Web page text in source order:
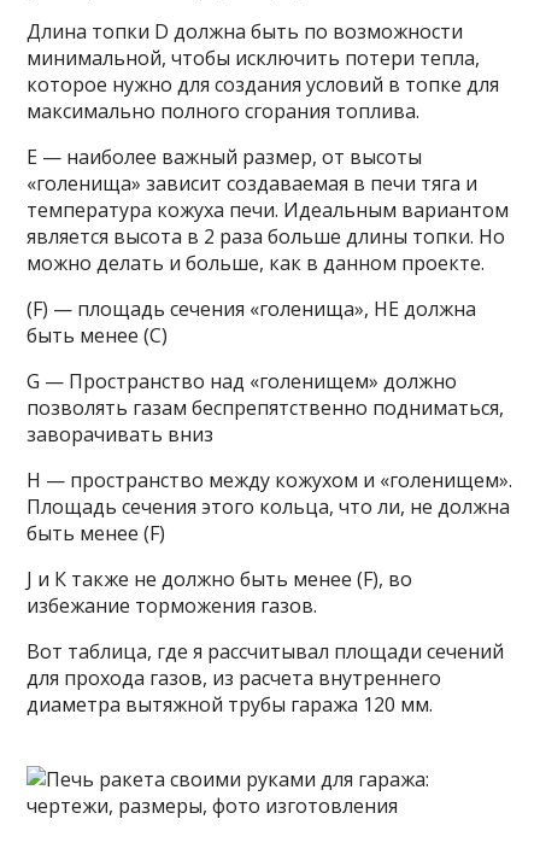
Длина топки D должна быть по возможности
минимальной, чтобы исключить потери тепла,
которое нужно для создания условий в топке для
максимально полного сгорания топлива.
Е — наиболее важный размер, от высоты
«голенища» зависит создаваемая в печи тяга и
температура кожуха печи. Идеальным вариантом
является высота в 2 раза больше длины топки. Но
можно делать и больше, как в данном проекте.
(F) — площадь сечения «голенища», НЕ должна
быть менее (С)
G — Пространство над «голенищем» должно
позволять газам беспрепятственно подниматься,
заворачивать вниз
Н — пространство между кожухом и «голенищем».
Площадь сечения этого кольца, что ли, не должна
быть менее (F)
J и К также не должно быть менее (F), во
избежание торможения газов.
Вот таблица, где я рассчитывал площади сечений
для прохода газов, из расчета внутреннего
диаметра вытяжной трубы гаража 120 мм.